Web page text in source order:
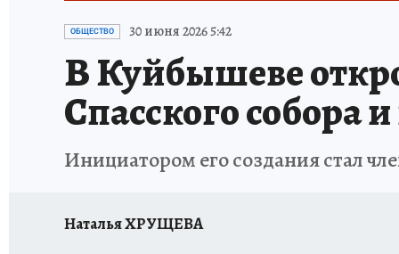
ДЕФИЦИТ ЖЕЛЕЗА
РЕКЛАМА НОВОЕ НА САЙТЕ
ОТДЫХ В РОССИИ
ОБЩЕСТВО 30 июня 2026 5:42
В Куйбышеве
Спасского собора
Инициатором его создания стал
Наталья ХРУЩЕВА